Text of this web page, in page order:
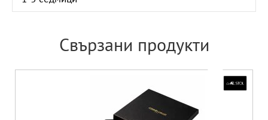
Свързани продукти